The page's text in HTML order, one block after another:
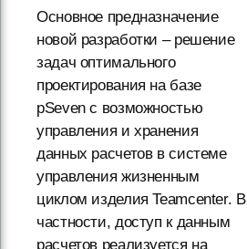
Основное предназначение
новой разработки – решение
задач оптимального
проектирования на базе
pSeven с возможностью
управления и хранения
данных расчетов в системе
управления жизненным
циклом изделия Teamcenter. В
частности, доступ к данным
расчетов реализуется на